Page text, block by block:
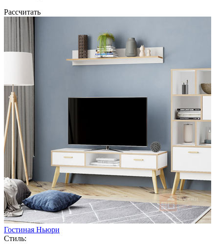
Рассчитать
Гостиная Ньюри
Стиль: